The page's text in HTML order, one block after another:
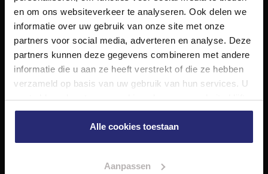
en om ons websiteverkeer te analyseren. Ook delen we
informatie over uw gebruik van onze site met onze
partners voor social media, adverteren en analyse. Deze
partners kunnen deze gegevens combineren met andere
informatie die u aan ze heeft verstrekt of die ze hebben
verzameld op basis van uw gebruik van hun services. U
gaat akkoord met onze cookies als u onze website blijft
gebruiken.
Alle cookies toestaan
Aanpassen
van de huizenmarkt in Haarlem en omstreken.
Volg ons op
Diensten
Aankoop
Meer informatie over